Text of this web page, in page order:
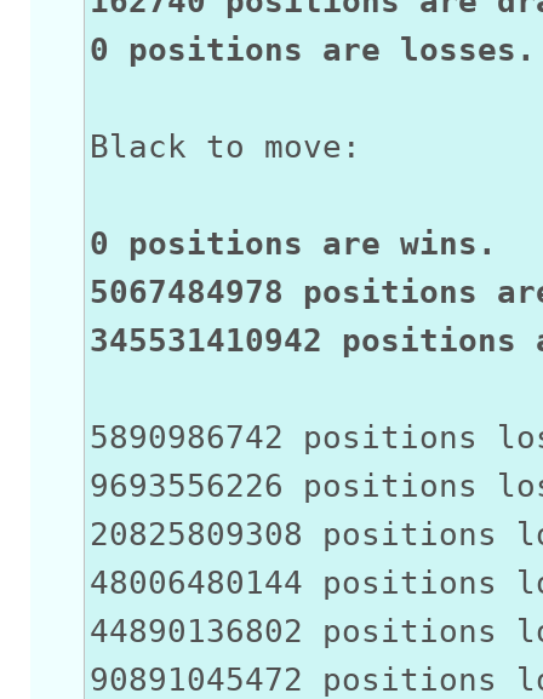
0 positions are losses.
Black to move:
0 positions are wins.
5067484978 positions
345531410942
5890986742 positions
9693556226 positions
20825809308
48006480144
44890136802
90891045472